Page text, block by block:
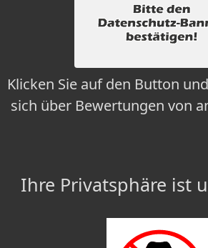
Klicken Sie auf den Button
sich über Bewertungen von
Ihre Privatsphäre ist